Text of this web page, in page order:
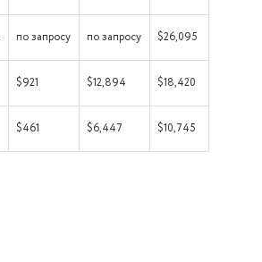
по запросу по запросу $26,095
$921 $12,894 $18,420
$461 $6,447 $10,745